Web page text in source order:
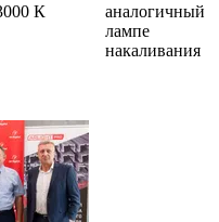
К
аналогичный
лампе
накаливания